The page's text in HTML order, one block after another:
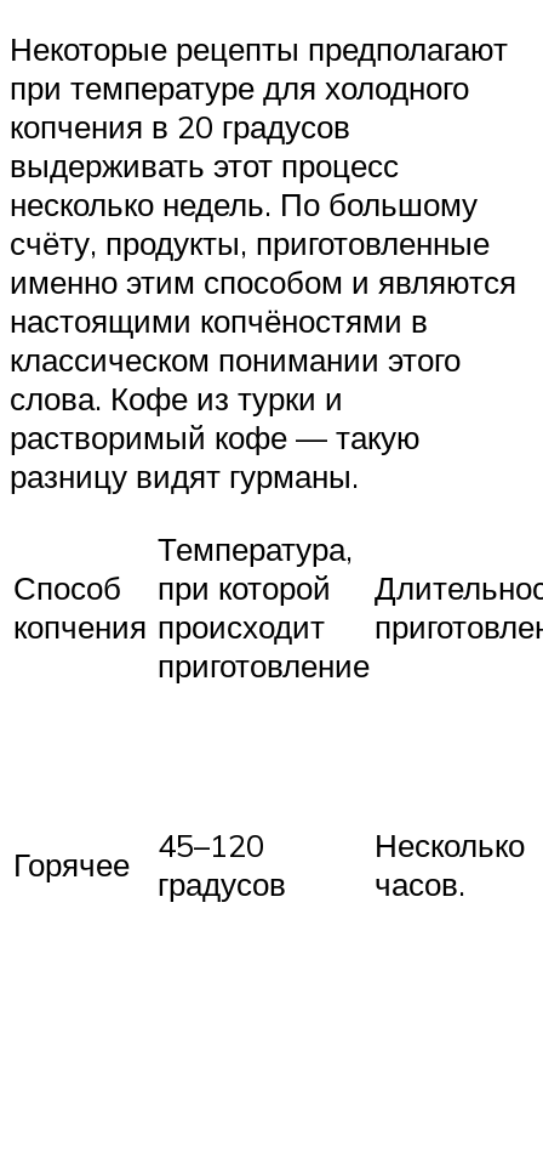
Некоторые рецепты предполагают
при температуре для холодного
копчения в 20 градусов
выдерживать этот процесс
несколько недель. По большому
счёту, продукты, приготовленные
именно этим способом и являются
настоящими копчёностями в
классическом понимании этого
слова. Кофе из турки и
растворимый кофе — такую
разницу видят гурманы.
Способ
копчения
Температура,
при которой
происходит
приготовление
Горячее
45–120
градусов
Несколько
часов.